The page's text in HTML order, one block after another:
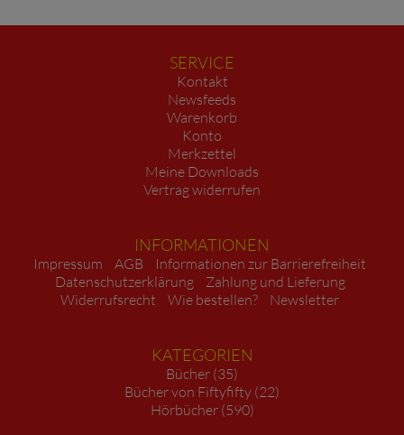
SERVICE
Kontakt
Newsfeeds
Warenkorb
Konto
Merkzettel
Meine Downloads
Vertrag widerrufen
INFORMATIONEN
Impressum AGB
Informationen zur Barrierefreiheit
Datenschutzerklärung
Zahlung und Lieferung
Widerrufsrecht
Wie bestellen? Newsletter
KATEGORIEN
Bücher (35)
Bücher von Fiftyfifty (22)
Hörbücher (590)